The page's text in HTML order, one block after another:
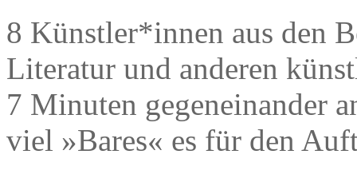
8 Künstler*innen aus den
Literatur und anderen
7 Minuten gegeneinander
viel »Bares« es für den